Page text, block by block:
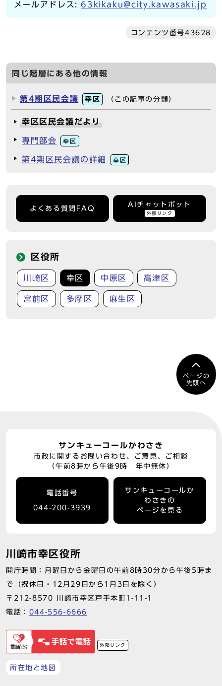
メールアドレス:63kikaku@city.kawasaki.jp
コンテンツ番号43628
同じ階層にある他の情報
第4期区民会議 幸区 （この記事の分類）
幸区区民会議だより
専門部会 幸区
第4期区民会議の詳細 幸区
よくある質問FAQ
AIチャットボット
外部リンク
区役所
川崎区 幸区 中原区 高津区
宮前区 多摩区 麻生区
ページの
先頭へ
サンキューコールかわさき
市政に関するお問い合わせ、ご意見、ご相談
（午前8時から午後9時 年中無休）
電話番号
044-200-3939
サンキューコールか
わさきの
ページを見る
川崎市幸区役所
開庁時間：月曜日から金曜日の午前8時30分から午後5時ま
で（祝休日・12月29日から1月3日を除く）
〒212-8570 川崎市幸区戸手本町1-11-1
電話： 044-556-6666
外部リンク
所在地と地図